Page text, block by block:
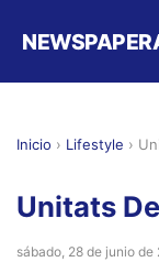
Inicio › Lifestyle ›
Unitats
sábado, 28 de junio de